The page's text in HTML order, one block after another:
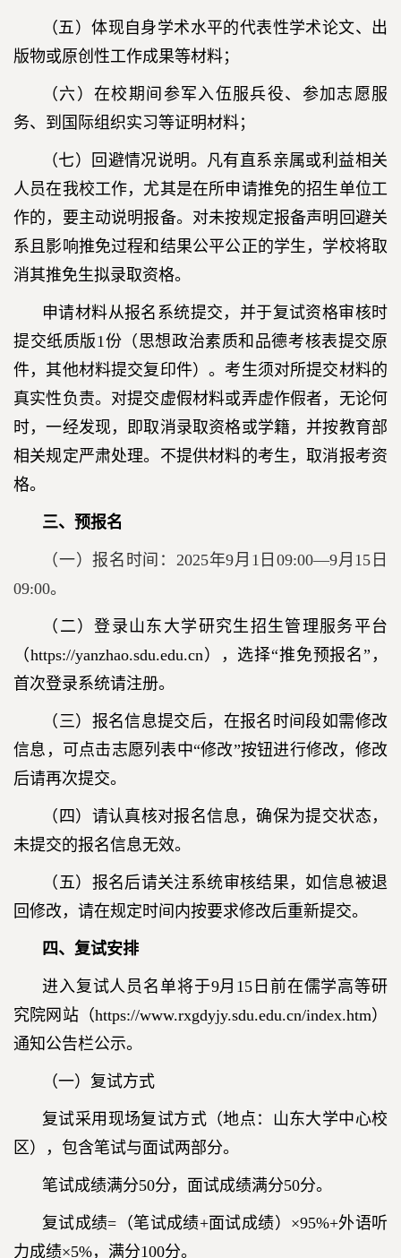
（五）体现自身学术水平的代表性学术论文、出
版物或原创性工作成果等材料；
（六）在校期间参军入伍服兵役、参加志愿服
务、到国际组织实习等证明材料；
（七）回避情况说明。凡有直系亲属或利益相关
人员在我校工作，尤其是在所申请推免的招生单位工
作的，要主动说明报备。对未按规定报备声明回避关
系且影响推免过程和结果公平公正的学生，学校将取
消其推免生拟录取资格。
申请材料从报名系统提交，并于复试资格审核时
提交纸质版1份（思想政治素质和品德考核表提交原
件，其他材料提交复印件）。考生须对所提交材料的
真实性负责。对提交虚假材料或弄虚作假者，无论何
时，一经发现，即取消录取资格或学籍，并按教育部
相关规定严肃处理。不提供材料的考生，取消报考资
格。
三、预报名
（一）报名时间：2025年9月1日09:00—9月15日
09:00。
（二）登录山东大学研究生招生管理服务平台
（https://yanzhao.sdu.edu.cn），选择“推免预报名”，
首次登录系统请注册。
（三）报名信息提交后，在报名 时间段如需修改
信息，可点击志愿列表中“修改”按钮进行修改，修改
后请再次提交。
（四）请认真核对报名信息，确保为提交状态，
未提交的报名信息无效。
（五）报名后请关注系统审核结果，如信息被退
回修改，请在规定时间内按要求修改后重新提交。
四、复试安排
进入复试人员名单将于9月15日前在儒学高等研
究院网站（https://www.rxgdyjy.sdu.edu.cn/index.htm）
通知公告栏公示。
（一）复试方式
复试采用现场复试方式（地点：山东大学中心校
区），包含笔试与面试两部分。
笔试成绩满分50分，面试成绩满分50分。
复试成绩=（笔试成绩+面试成绩）×95%+外语听
力成绩×5%，满分100分。